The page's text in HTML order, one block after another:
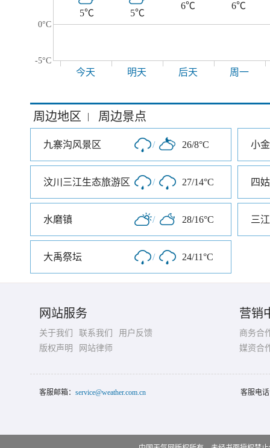
0°C
-5°C
5℃ 5℃
6℃ 6℃
今天 明天 后天 周一
周边地区 | 周边景点
九寨沟风景区 / 26/8°C 小
汶川三江生态旅游区 / 27/14°C 四
水磨镇 / 28/16°C 三
大禹祭坛 / 24/11°C
网站服务
关于我们 联系我们
用户反馈
版权声明
网站律师
营销
商务合
媒资合
客服邮箱： service@weather.com.cn 客服电